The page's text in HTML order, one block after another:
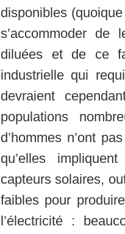
disponibles
s’accommoder
diluées et de ce
industrielle qui
devraient
populations
d’hommes n’ont
qu’elles
capteurs solaires,
faibles pour
l’électricité :